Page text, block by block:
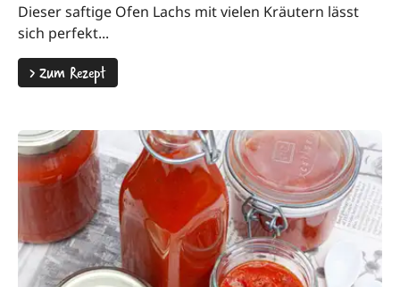
Dieser saftige Ofen Lachs mit vielen Kräutern lässt
sich perfekt...
>Zum Rezept